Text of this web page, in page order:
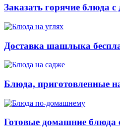
Заказать горячие блюда с
Доставка шашлыка
Блюда, приготовленные
Готовые домашние блюда